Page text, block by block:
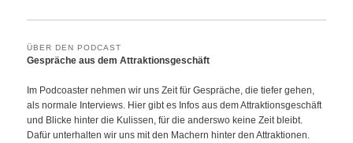
ÜBER DEN PODCAST
Gespräche aus dem Attraktionsgeschäft
Im Podcoaster nehmen wir uns Zeit für Gespräche, die tiefer gehen,
als normale Interviews. Hier gibt es Infos aus dem Attraktionsgeschäft
und Blicke hinter die Kulissen, für die anderswo keine Zeit bleibt.
Dafür unterhalten wir uns mit den Machern hinter den Attraktionen.